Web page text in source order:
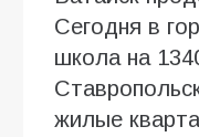
Сегодня в
школа на
жилые